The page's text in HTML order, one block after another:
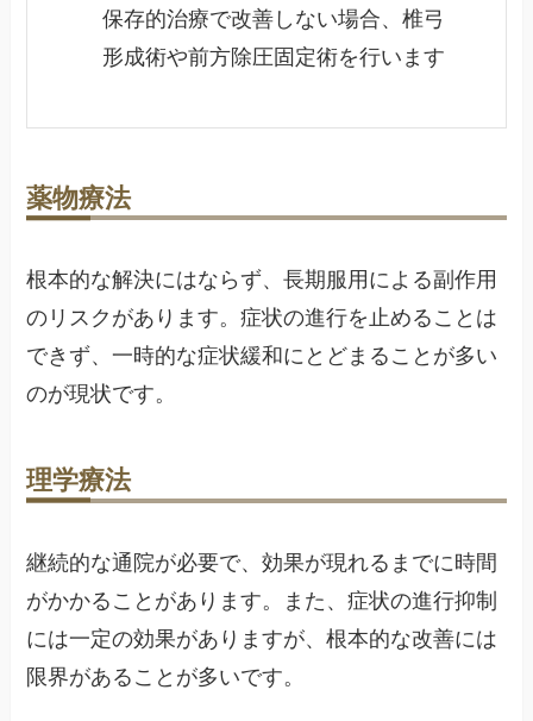
保存的治療で改善しない場合、椎弓
形成術や前方除圧固定術を行います
薬物療法
根本的な解決にはならず、長期服用による副作用
のリスクがあります。症状の進行を止めることは
できず、一時的な症状緩和にとどまることが多い
のが現状です。
理学療法
継続的な通院が必要で、効果が現れるまでに時間
がかかることがあります。また、症状の進行抑制
には一定の効果がありますが、根本的な改善には
限界があることが多いです。